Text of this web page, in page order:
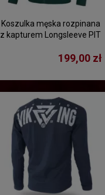
Koszulka męska rozpinana
z kapturem Longsleeve PIT
ciemnozielony199,00 zł